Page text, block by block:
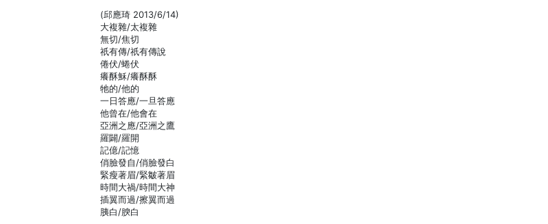
(邱應琦 2013/6/14)
大複雜/太複雜
無切/焦切
祇有傳/祇有傳說
倦伏/蜷伏
癢酥穌/癢酥酥
牠的/他的
一日答應/一旦答應
他曾在/他會在
亞洲之應/亞洲之鷹
羅闢/羅開
記億/記憶
俏臉發自/俏臉發白
緊瘦著眉/緊皺著眉
時間大禍/時間大神
插翼而過/擦翼而過
胰白/腴白